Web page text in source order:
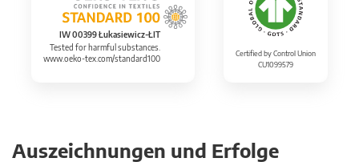
IW 00399 Łukasiewicz-ŁIT
Tested for harmful substances.
www.oeko-tex.com/standard100
Certified by Control Union
CU1099579
Auszeichnungen und Erfolge